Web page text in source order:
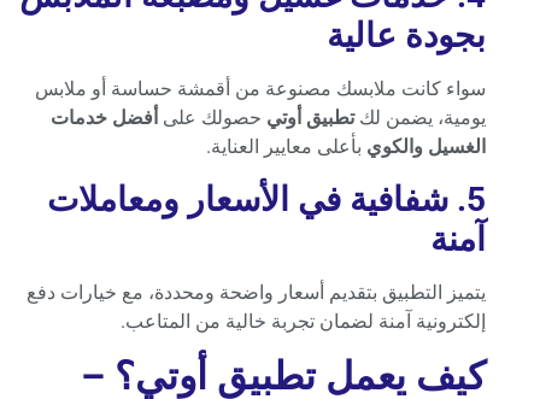
بجودة عالية
سواء كانت ملابسك مصنوعة من أقمشة حساسة أو ملابس
يومية، يضمن لكتطبيق أوتي حصولك على أفضل خدمات
الغسيل والكوي بأعلى معايير العناية.
5. شفافية في الأسعار ومعاملات
آمنة
يتميز التطبيق بتقديم أسعار واضحة ومحددة، مع خيارات دفع
إلكترونية آمنة لضمان تجربة خالية من المتاعب.
كيف يعمل تطبيق أوتي؟ –